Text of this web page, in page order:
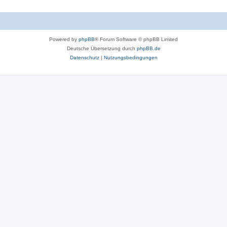
Powered by phpBB® Forum Software © phpBB Limited
Deutsche Übersetzung durch phpBB.de
Datenschutz| Nutzungsbedingungen